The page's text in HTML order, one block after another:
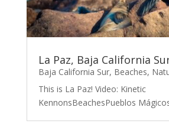
La Paz, Baja California
Baja California Sur, Beaches,
This is La Paz! Video: Kinetic
KennonsBeachesPueblos